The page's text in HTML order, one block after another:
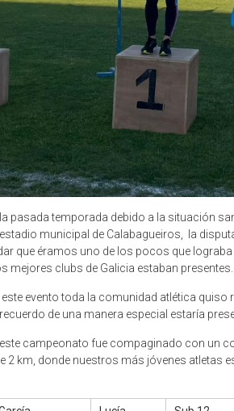
pasada temporada debido a la situación
municipal de Calabagueiros, la
que éramos uno de los pocos que
mejores clubs de Galicia estaban presentes.
evento toda la comunidad atlética
de una manera especial estaría
campeonato fue compaginado con un
2 km, donde nuestros más jóvenes atletas